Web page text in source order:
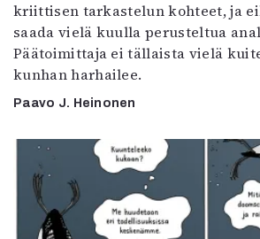
kriittisen tarkastelun kohteet, ja
saada vielä kuulla perusteltua
Päätoimittaja ei tällaista vielä
kunhan harhailee.
Paavo J. Heinonen